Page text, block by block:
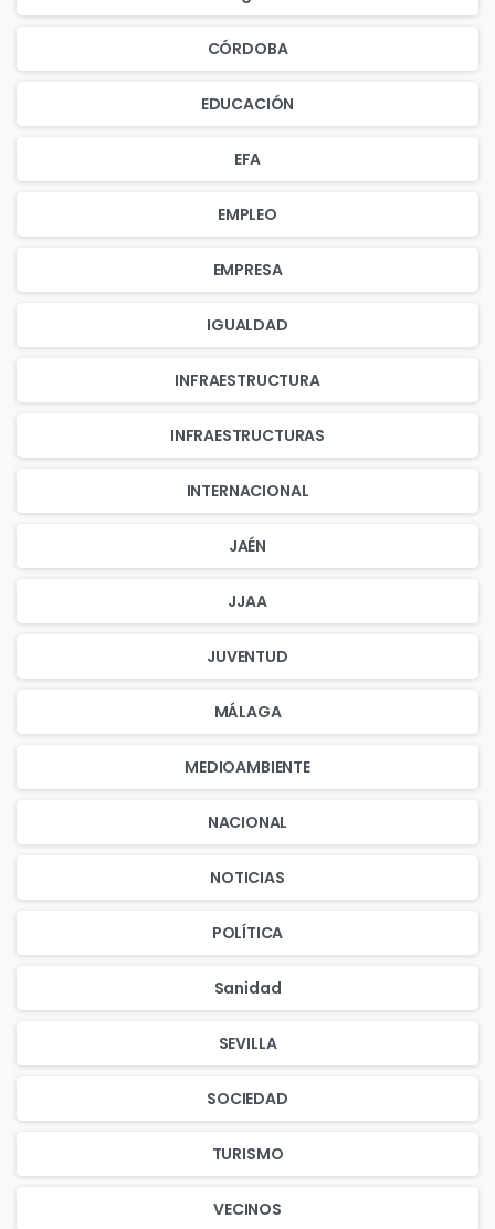
CÓRDOBA
EDUCACIÓN
EFA
EMPLEO
EMPRESA
IGUALDAD
INFRAESTRUCTURA
INFRAESTRUCTURAS
INTERNACIONAL
JAÉN
JJAA
JUVENTUD
MÁLAGA
MEDIOAMBIENTE
NACIONAL
NOTICIAS
POLÍTICA
Sanidad
SEVILLA
SOCIEDAD
TURISMO
VECINOS